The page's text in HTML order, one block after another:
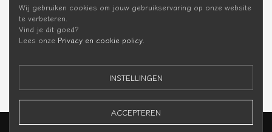
SCHRIJF JE IN OP DE NIEUWSBRIEF
* Niet cumuleerbaar met andere kortingen
Keizer Kat Webshop © 2026 -Privacy Policy-Voorwaarden
Wij gebruiken cookies om jouw gebruikservaring op onze website
te verbeteren.
Vind je dit goed?
Lees onze Privacy en cookie policy.
INSTELLINGEN
ACCEPTEREN